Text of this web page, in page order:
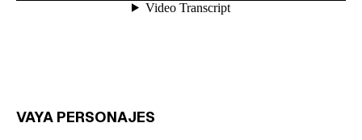
VAYA PERSONAJES